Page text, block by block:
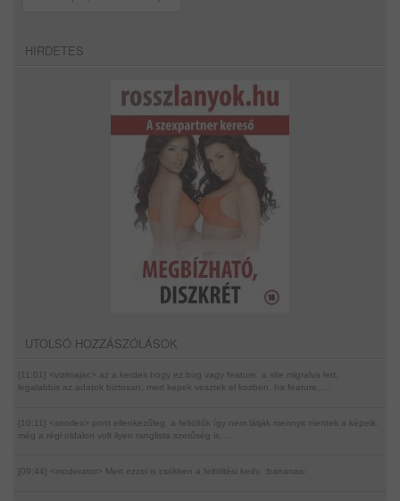
HIRDETES
UTOLSÓ HOZZÁSZÓLÁSOK
[11:01] <vizimajac> az a kerdes hogy ez bug vagy feature. a site migralva lett,
legalabbis az adatok biztosan, mert kepek vesztek el kozben. ha feature, ...
[10:11] <snorlex> pont ellenkezőleg. a feltöltők így nem látják mennyit mentek a képeik.
még a régi oldalon volt ilyen ranglista szerűség is, ...
[09:44] <moderator> Mert ezzel is csökken a feltöltési kedv. :bananas: